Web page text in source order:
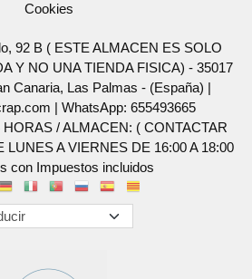
Cookies
92 B ( ESTE ALMACEN ES SOLO
Y NO UNA TIENDA FISICA) - 35017
Canaria, Las Palmas - (España) |
| WhatsApp: 655493665
/ ALMACEN: ( CONTACTAR
LUNES A VIERNES DE 16:00 A 18:00
con Impuestos incluidos